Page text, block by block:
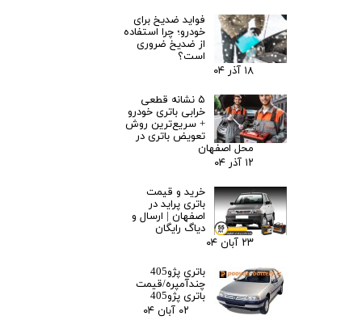
فواید ضدیخ برای
خودرو؛ چرا استفاده
از ضدیخ ضروری
است؟
۱۸ آذر ۰۴
۵ نشانه قطعی
خرابی باتری خودرو
+ سریع‌ترین روش
تعویض باتری در
محل اصفهان
۱۲ آذر ۰۴
خرید و قیمت
باتری پراید در
اصفهان | ارسال و
دیاگ رایگان
۲۳ آبان ۰۴
باتری پژو405
چندآمپره/قیمت
باتری پژو405
۰۲ آبان ۰۴